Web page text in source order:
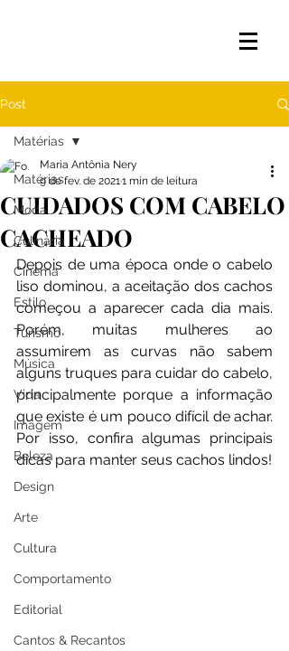
Post
Matérias
Moda
Culinária
Cinema
Estilo
Turismo
Música
Vida
Imagem
Beleza
Design
Arte
Cultura
Comportamento
Editorial
Cantos & Recantos
Matérias
CUIDADOS COM CABELO
CACHEADO
Maria Antônia Nery
9 de fev. de 20211 min de leitura
Depois de uma época onde o cabelo
liso dominou, a aceitação dos cachos
começou a aparecer cada dia mais.
Porém, muitas mulheres ao
assumirem as curvas não sabem
alguns truques para cuidar do cabelo,
principalmente porque a informação
que existe é um pouco difícil de achar.
Por isso, confira algumas principais
dicas para manter seus cachos lindos!